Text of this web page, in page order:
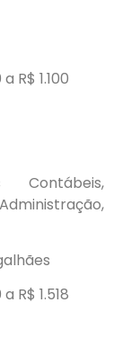
R$ 1.100
R$ 1.518